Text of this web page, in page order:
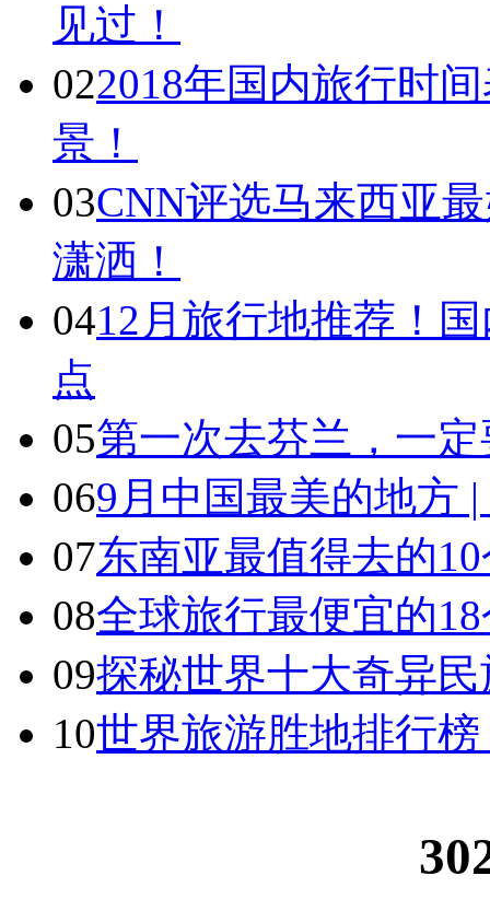
见过！
022018年国内旅行时
景！
03CNN评选马来西亚
潇洒！
0412月旅行地推荐！
点
05第一次去芬兰，一
069月中国最美的地方
07东南亚最值得去的
08全球旅行最便宜的
09探秘世界十大奇异
10世界旅游胜地排行